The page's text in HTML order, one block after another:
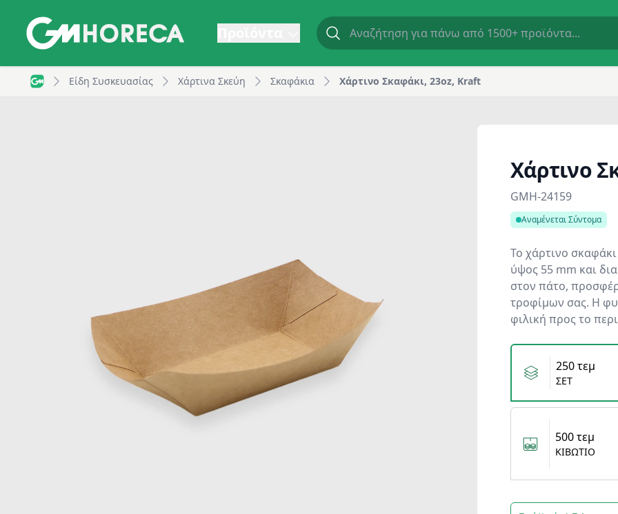
Χάρτινο Σκαφάκι, 23oz, Kraft | GM Horeca
Είδη Συσκευασίας Χάρτινα Σκεύη Σκαφάκια Χάρτινο Σκαφάκι, 23oz, Kraft
Χάρτινο
Product information
GMH-24159
Αναμένεται Σύντομα
Το χάρτινο
ύψος 55 mm και
στον πάτο,
τροφίμων σας. Η
φιλική προς το
Variants
250 τεμ
ΣΕΤ
500 τεμ
ΚΙΒΩΤΙΟ